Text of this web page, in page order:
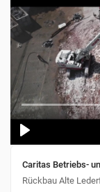
Caritas Betriebs-
Rückbau Alte